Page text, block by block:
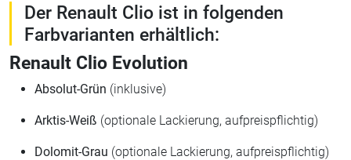
Der Renault Clio ist in folgenden
Farbvarianten erhältlich:
Renault Clio Evolution
Absolut-Grün (inklusive)
Arktis-Weiß (optionale Lackierung, aufpreispflichtig)
Dolomit-Grau (optionale Lackierung, aufpreispflichtig)